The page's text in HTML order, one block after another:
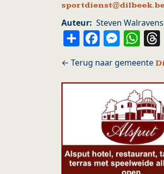
Auteur Steven Walravens
Share